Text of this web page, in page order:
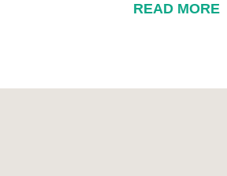
READ MORE